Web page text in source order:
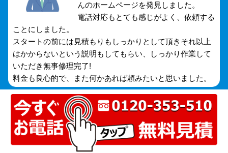
んのホームページを発見しました。
電話対応もとても感じがよく、依頼する
ことにしました。
スタートの前には見積もりもしっかりとして頂きそれ以上
はかからないという説明もしてもらい、しっかり作業して
いただき無事修理完了!
料金も良心的で、また何かあれば頼みたいと思いました。